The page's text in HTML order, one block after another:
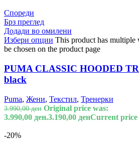
Спореди
Брз преглед
Додади во омилени
Избери опции This product has multiple
be chosen on the product page
PUMA CLASSIC HOODED
black
Puma, Жени, Текстил, Тренерки
3.990,00ден Original price was:
3.990,00 ден.3.190,00 денCurrent price
-20%